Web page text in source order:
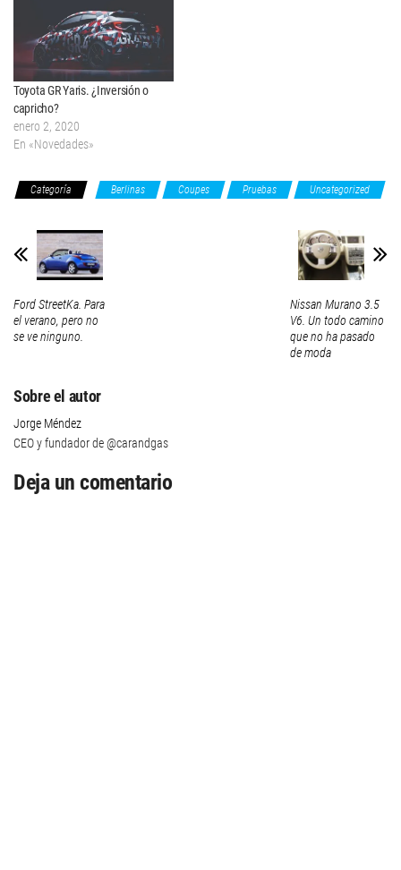
Toyota GR Yaris. ¿Inversión o
capricho?
enero 2, 2020
En «Novedades»
Categoría Berlinas Coupes Pruebas Uncategorized
Ford StreetKa. Para
el verano, pero no
se ve ninguno.
Nissan Murano 3.5
V6. Un todo camino
que no ha pasado
de moda
Sobre el autor
Jorge Méndez
CEO y fundador de @carandgas
Deja un comentario